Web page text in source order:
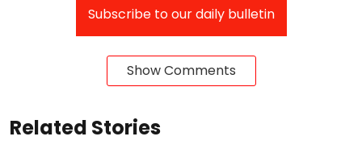
Subscribe to our daily bulletin
Show Comments
Related Stories